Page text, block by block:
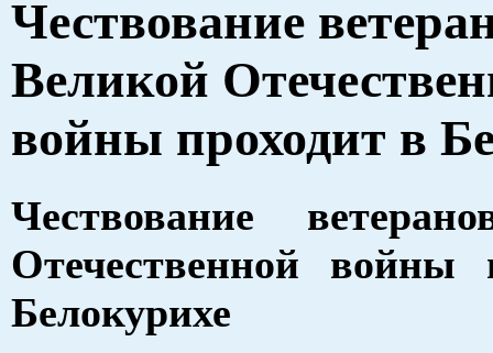
Чествование
Великой
войны проходит в
Чествование
Отечественной войны
Белокурихе